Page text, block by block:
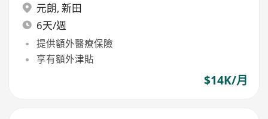
元朗, 新田
6天/週
提供額外醫療保險
享有額外津貼
$14K/月